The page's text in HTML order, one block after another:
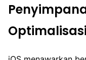
Optimalisasi